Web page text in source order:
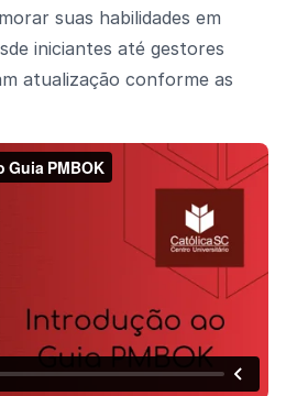
suas habilidades em
iniciantes até gestores
atualização conforme as